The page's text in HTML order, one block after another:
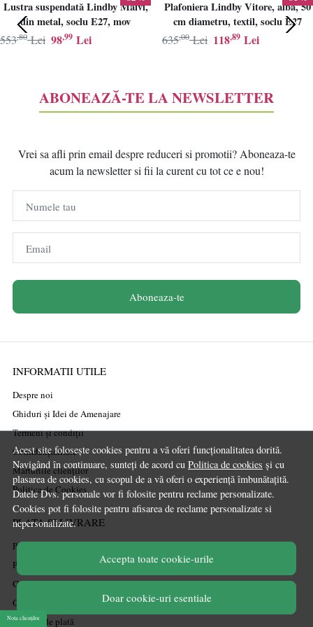
Acest site folosește cookies pentru a vă oferi funcționalitatea dorită.
Navigând în continuare, sunteți de acord cu Politica de cookies și cu
plasarea de cookies, cu scopul de a vă oferi o experiență îmbunătațită.
Datele Dvs. personale vor fi folosite pentru reclame personalizate.
Cookies pot fi folosite pentru afisarea de reclame personalizate si
nepersonalizate.
Accepta toate cookie-urile
Doar cookie-uri esentiale
Lustra suspendată Lindby Maivi,
din metal, soclu E27, mov
98,99 Lei
553,80 Lei
Plafoniera Lindby Vitore, alba, 50
cm diametru, textil, soclu E27
118,89 Lei
635,00 Lei
ABONEAZĂ-TE LA NEWSLETTER
Vrei sa afli prin email despre reduceri si promotii? Aboneaza-te
acum la newsletter si fii la curent cu tot ce e nou!
Numele tau
Email
Aboneaza-te
INFORMATII UTILE
Despre noi
Ghiduri și Idei de Amenajare
Termeni și condiții
Confidențialitate
Mărturiile clienților
Politica de Cookies
PLATA SI LIVRARE
Politica de transport
Politica de retur
Cum cumpăr
Coșul meu
Metode de plată
Nota clienților